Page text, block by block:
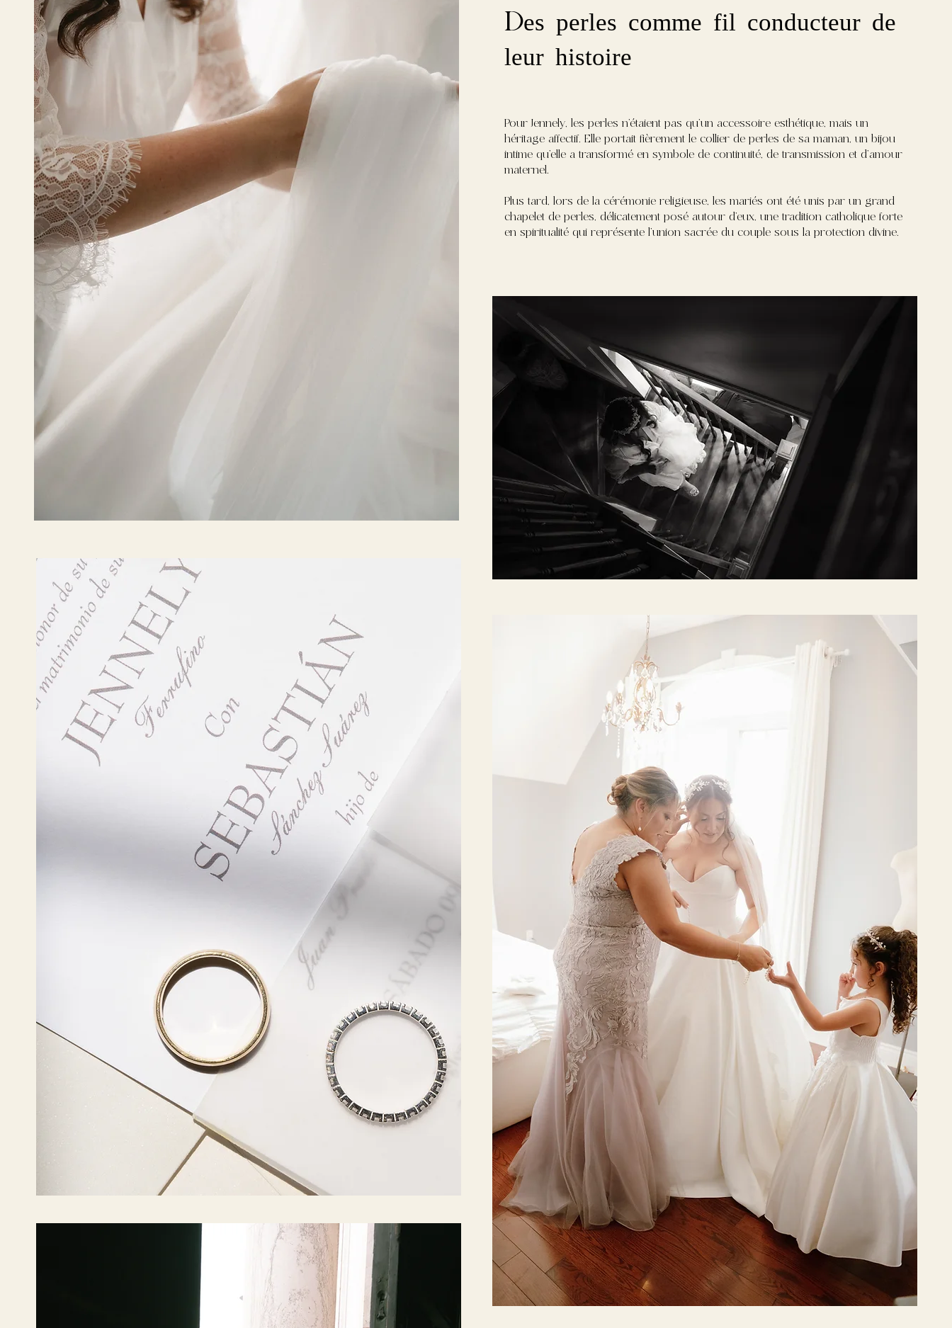
Des perles comme fil conducteur de
leur histoire
Pour Jennely, les perles n’étaient pas qu’un accessoire esthétique, mais un
héritage affectif. Elle portait fièrement le collier de perles de sa maman, un bijou
intime qu’elle a transformé en symbole de continuité, de transmission et d’amour
maternel.
Plus tard, lors de la cérémonie religieuse, les mariés ont été unis par un grand
chapelet de perles, délicatement posé autour d’eux, une tradition catholique forte
en spiritualité qui représente l’union sacrée du couple sous la protection divine.